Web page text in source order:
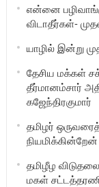
என்னை
விடாதீர்கள்-
யாழில் இன்று
தேசிய மக்கள்
தீர்மானம்சார்
கஜேந்திரகுமார்
தமிழர்
நியமிக்கின்றேன்
தமிழீழ
மகள்